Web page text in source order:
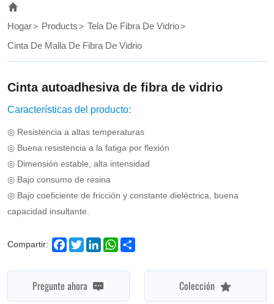
easy
to
oxidize,
glass
fiber
self-
adhesive
tape
has
incomparable
over
other
similar
Hogar Products
Tela De Fibra De Vidrio
Cinta De Malla De Fibra De Vidrio
Cinta autoadhesiva de fibra de vidrio
Características del producto:
◎ Resistencia a altas temperaturas
◎ Buena resistencia a la fatiga por flexión
◎ Dimensión estable, alta intensidad
◎ Bajo consumo de resina
◎ Bajo coeficiente de fricción y constante dieléctrica, buena
capacidad insultante.
Compartir: Facebook
TwitterLinkedInWhatsApp
Pregunte ahora Colección